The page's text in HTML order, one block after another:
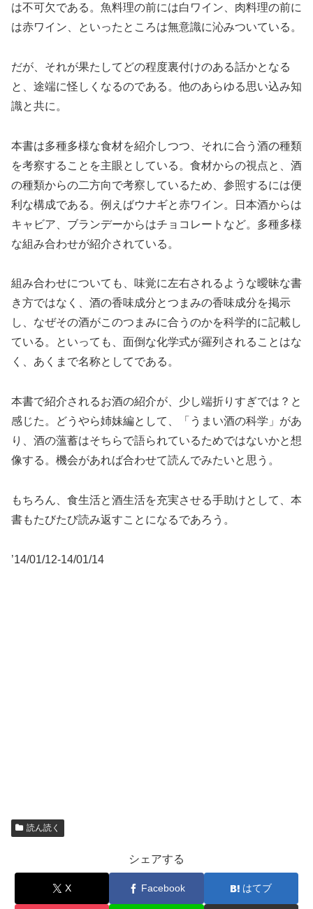
は不可欠である。魚料理の前には白ワイン、肉料理の前に
は赤ワイン、といったところは無意識に沁みついている。
だが、それが果たしてどの程度裏付けのある話かとなる
と、途端に怪しくなるのである。他のあらゆる思い込み知
識と共に。
本書は多種多様な食材を紹介しつつ、それに合う酒の種類
を考察することを主眼としている。食材からの視点と、酒
の種類からの二方向で考察しているため、参照するには便
利な構成である。例えばウナギと赤ワイン。日本酒からは
キャビア、ブランデーからはチョコレートなど。多種多様
な組み合わせが紹介されている。
組み合わせについても、味覚に左右されるような曖昧な書
き方ではなく、酒の香味成分とつまみの香味成分を掲示
し、なぜその酒がこのつまみに合うのかを科学的に記載し
ている。といっても、面倒な化学式が羅列されることはな
く、あくまで名称としてである。
本書で紹介されるお酒の紹介が、少し端折りすぎでは？と
感じた。どうやら姉妹編として、「うまい酒の科学」があ
り、酒の薀蓄はそちらで語られているためではないかと想
像する。機会があれば合わせて読んでみたいと思う。
もちろん、食生活と酒生活を充実させる手助けとして、本
書もたびたび読み返すことになるであろう。
’14/01/12-14/01/14
読ん読く
シェアする
X Facebook はてブ